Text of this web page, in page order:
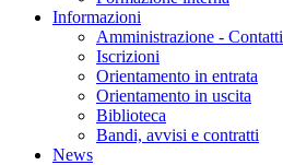
Informazioni
Amministrazione - Contatti
Iscrizioni
Orientamento in entrata
Orientamento in uscita
Biblioteca
Bandi, avvisi e contratti
News